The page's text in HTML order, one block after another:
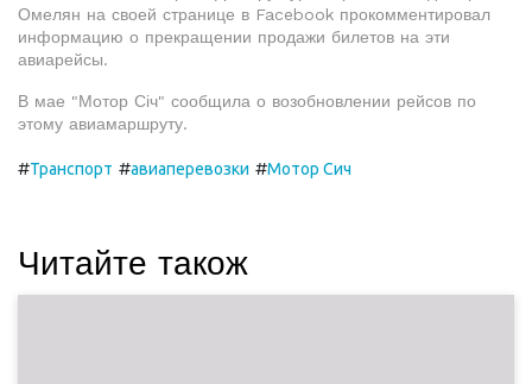
Омелян на своей странице в Facebook прокомментировал
информацию о прекращении продажи билетов на эти
авиарейсы.
В мае "Мотор Січ" сообщила о возобновлении рейсов по
этому авиамаршруту.
#Транспорт #авиаперевозки #Мотор Сич
Читайте також